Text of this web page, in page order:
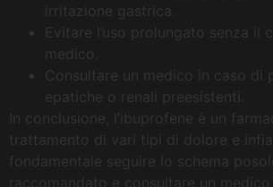
irritazione gastrica.
Evitare l’uso prolungato senza il
medico.
Consultare un medico in caso di
epatiche o renali preesistenti.
In conclusione, l’ibuprofene è un
trattamento di vari tipi di dolore e
fondamentale seguire lo schema
raccomandato e consultare un